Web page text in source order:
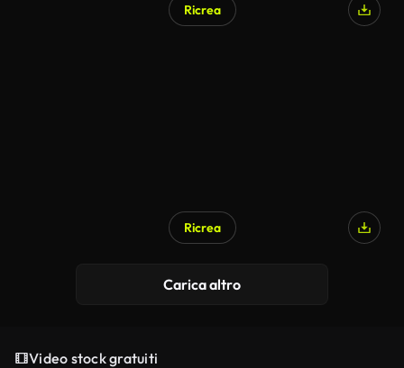
Ricrea
Ricrea
Carica altro
Video stock gratuiti